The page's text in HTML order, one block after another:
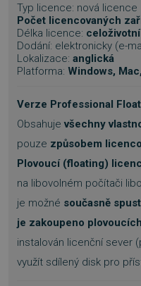
Typ licence: nová licence
Počet licencovaných
Délka licence: celoživotní
Dodání: elektronicky (e-
Lokalizace: anglická
Platforma: Windows,
Verze Professional
Obsahuje všechny
pouze způsobem
Plovoucí (floating)
na libovolném počítači
je možné současně
je zakoupeno
instalován licenční sever
využít sdílený disk pro